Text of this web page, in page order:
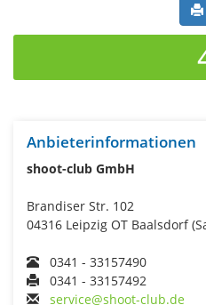
Anbieterinformationen
shoot-club GmbH
Brandiser Str. 102
04316 Leipzig OT Baalsdorf
0341 - 33157490
0341 - 33157492
service@shoot-club.de